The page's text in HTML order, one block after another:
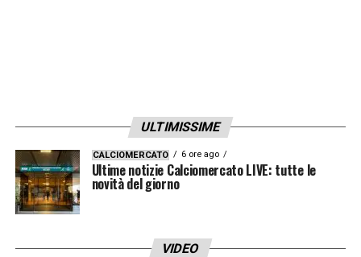
ULTIMISSIME
CALCIOMERCATO 6 ore ago
Ultime notizie Calciomercato LIVE: tutte le
novità del giorno
VIDEO